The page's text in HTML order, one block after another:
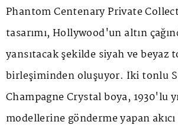
Phantom Centenary Private
tasarımı, Hollywood'un altın
yansıtacak şekilde siyah ve beyaz
birleşiminden oluşuyor. İki tonlu
Champagne Crystalboya, 1930'lu
modellerine gönderme yapan